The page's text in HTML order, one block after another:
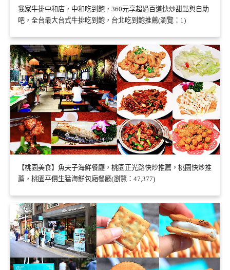
我家牛排中和店，中和吃到飽，360元享超過百道快炒甜點與自助
吧，全台最大台式牛排吃到飽，台北吃到飽推薦(瀏覽：1)
【桃園美食】魚夫子海鮮餐廳，桃園正光路快炒推薦，桃園快炒推
薦，桃園平價生猛海鮮包廂餐廳(瀏覽：47,377)